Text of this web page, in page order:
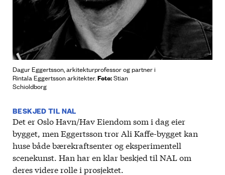
Dagur Eggertsson, arkitekturprofessor og partner i
Rintala Eggertsson arkitekter.Foto:Stian
Schioldborg
BESKJED TIL NAL
Det er Oslo Havn/Hav Eiendom som i dag eier
bygget, men Eggertsson tror Ali Kaffe-bygget kan
huse både bærekraftsenter og eksperimentell
scenekunst. Han har en klar beskjed til NAL om
deres videre rolle i prosjektet.